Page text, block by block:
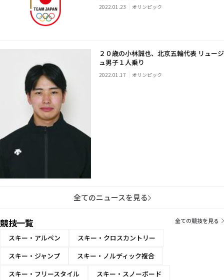
2022.01.23 オリンピック
２０歳の小林誠也、北京五輪代表 リュージ
ュ男子１人乗り
2022.01.17 オリンピック
全てのニュースを見る
競技一覧 全ての競技を見る
スキー・アルペン
スキー・クロスカントリー
スキー・ジャンプ
スキー・ノルディック複合
スキー・フリースタイル
スキー・スノーボード